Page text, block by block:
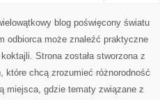
blog poświęcony światu
odbiorca może znaleźć praktyczne
Strona została stworzona z
które chcą zrozumieć różnorodność
miejsca, gdzie tematy związane z